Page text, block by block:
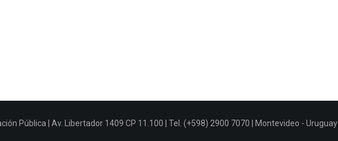
Pública | Av. Libertador 1409 CP 11.100 | Tel. (+598) 2900 7070 | Montevideo - Uruguay